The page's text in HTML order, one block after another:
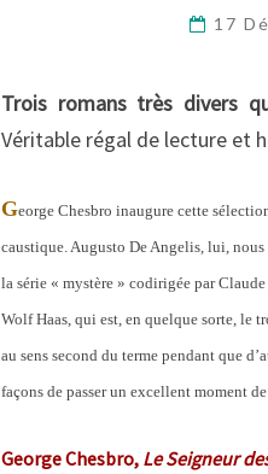
17
Trois romans très divers
Véritable régal de lecture et
George Chesbro inaugure cette
caustique. Augusto De Angelis, lui,
la série « mystère » codirigée par
Wolf Haas, qui est, en quelque sorte, le
au sens second du terme pendant que
façons de passer un excellent moment
George Chesbro, Le Seigneur